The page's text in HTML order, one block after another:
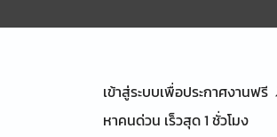
เข้าสู่ระบบเพื่อประกาศงานฟรี
หาคนด่วน เร็วสุด 1 ชั่วโมง